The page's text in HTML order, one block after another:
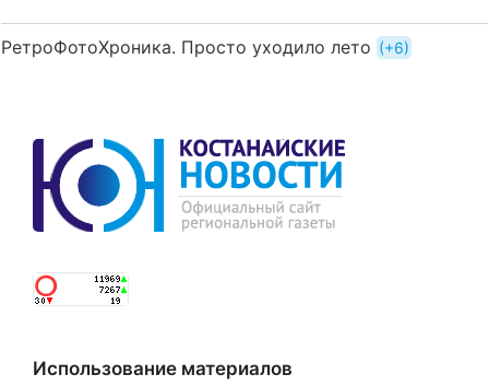
РетроФотоХроника. Просто уходило лето +6
Использование материалов